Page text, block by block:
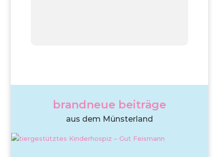
brandneue beiträge
aus dem Münsterland